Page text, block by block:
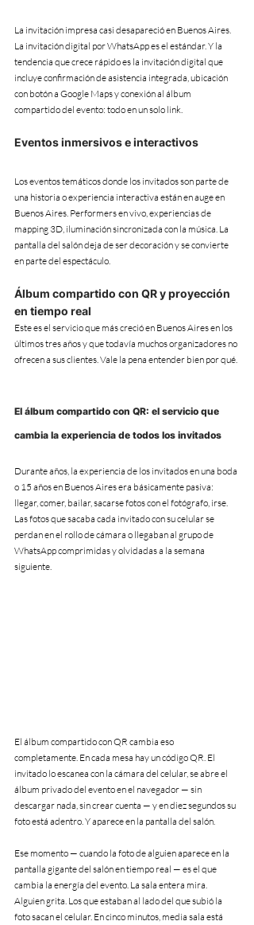
La invitación impresa casi desapareció en Buenos Aires.
La invitación digital por WhatsApp es el estándar. Y la
tendencia que crece rápido es la invitación digital que
incluye confirmación de asistencia integrada, ubicación
con botón a Google Maps y conexión al álbum
compartido del evento: todo en un solo link.
Eventos inmersivos e interactivos
Los eventos temáticos donde los invitados son parte de
una historia o experiencia interactiva están en auge en
Buenos Aires. Performers en vivo, experiencias de
mapping 3D, iluminación sincronizada con la música. La
pantalla del salón deja de ser decoración y se convierte
en parte del espectáculo.
Álbum compartido con QR y proyección
en tiempo real
Este es el servicio que más creció en Buenos Aires en los
últimos tres años y que todavía muchos organizadores no
ofrecen a sus clientes. Vale la pena entender bien por qué.
El álbum compartido con QR: el servicio que
cambia la experiencia de todos los invitados
Durante años, la experiencia de los invitados en una boda
o 15 años en Buenos Aires era básicamente pasiva:
llegar, comer, bailar, sacarse fotos con el fotógrafo, irse.
Las fotos que sacaba cada invitado con su celular se
perdan en el rollo de cámara o llegaban al grupo de
WhatsApp comprimidas y olvidadas a la semana
siguiente.
El álbum compartido con QR cambia eso
completamente. En cada mesa hay un código QR. El
invitado lo escanea con la cámara del celular, se abre el
álbum privado del evento en el navegador — sin
descargar nada, sin crear cuenta — y en diez segundos su
foto está adentro. Y aparece en la pantalla del salón.
Ese momento — cuando la foto de alguien aparece en la
pantalla gigante del salón en tiempo real — es el que
cambia la energía del evento. La sala entera mira.
Alguien grita. Los que estaban al lado del que subió la
foto sacan el celular. En cinco minutos, media sala está